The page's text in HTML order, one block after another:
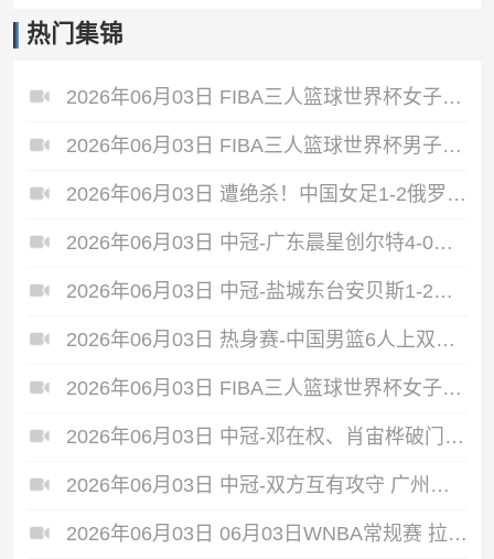
热门集锦
2026年06月03日 FIBA三人篮球世界杯女子小组赛 中国 16 - 21 拉脱维亚 集锦
2026年06月03日 FIBA三人篮球世界杯男子小组赛 新西兰 22 - 19 中国 集锦
2026年06月03日 遭绝杀！中国女足1-2俄罗斯女足 王霜世界波难救主对手86分钟破门
2026年06月03日 中冠-广东晨星创尔特4-0赣州红星 罗凯梅开二度
2026年06月03日 中冠-盐城东台安贝斯1-2广州黄埔志诚 李启涛梅开二度
2026年06月03日 热身赛-中国男篮6人上双胜FMP拉德尼基 王俊杰18+14 徐昕10+8
2026年06月03日 FIBA三人篮球世界杯女子小组赛 菲律宾 12 - 20 中国 集锦
2026年06月03日 中冠-邓在权、肖宙桦破门 中国澳门U23 1-2 五华华京
2026年06月03日 中冠-双方互有攻守 广州联增城澳体0-0泰州早茶黑马
2026年06月03日 06月03日WNBA常规赛 拉斯维加斯王牌79-69洛杉矶火花 全场集锦